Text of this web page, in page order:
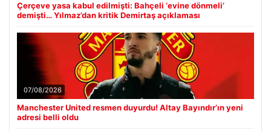
Çerçeve yasa kabul edilmişti: Bahçeli ‘evine dönmeli’
demişti… Yılmaz’dan kritik Demirtaş açıklaması
07/08/2026
Manchester United resmen duyurdu! Altay Bayındır’ın yeni
adresi belli oldu